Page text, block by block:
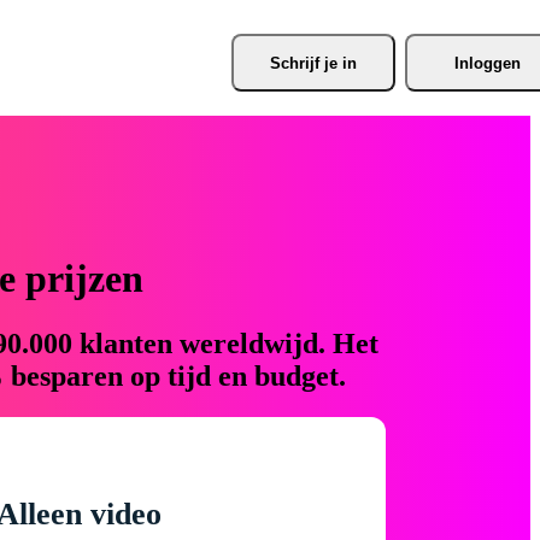
Schrijf je in Inloggen
prijzen
klanten wereldwijd. Het
op tijd en budget.
video